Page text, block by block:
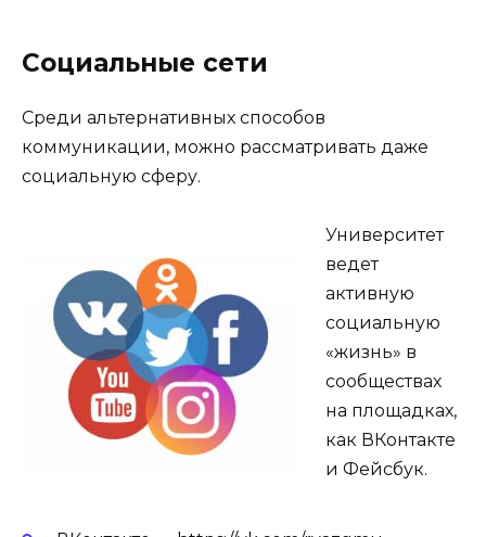
Социальные сети
Среди альтернативных способов
коммуникации, можно рассматривать даже
социальную сферу.
Университет
ведет
активную
социальную
«жизнь» в
сообществах
на площадках,
как ВКонтакте
и Фейсбук.